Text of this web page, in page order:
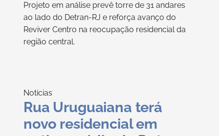
Projeto em análise prevê torre de 31 andares
ao lado do Detran-RJ e reforça avanço do
Reviver Centro na reocupação residencial da
região central.
Notícias
Rua Uruguaiana terá
novo residencial em